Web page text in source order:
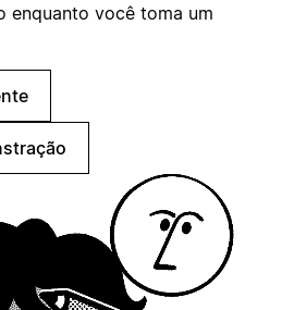
enquanto você toma um